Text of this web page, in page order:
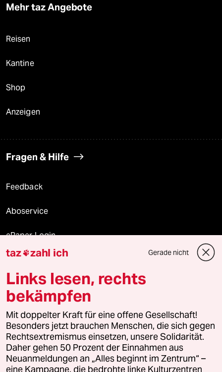
Mehr taz Angebote
Reisen
Kantine
Shop
Anzeigen
Fragen & Hilfe
Feedback
Aboservice
ePaper Login
Downloads für Abonnierende
© 2026 taz Verlags und Vertriebs GmbH
Alle Rechte vorbehalten. Bei rechtlichen Fragen oder für Genehmigungen
wenden Sie sich bitte an
lizenzen@taz.de
Feedback Redaktionsstatut Kommune-Richtlinien
taz zahl ich Gerade nicht
Links lesen, rechts
bekämpfen
Mit doppelter Kraft für eine offene Gesellschaft!
Besonders jetzt brauchen Menschen, die sich gegen
Rechtsextremismus einsetzen, unsere Solidarität.
Daher gehen 50 Prozent der Einnahmen aus
Neuanmeldungen an „Alles beginnt im Zentrum“ –
eine Kampagne, die bedrohte linke Kulturzentren